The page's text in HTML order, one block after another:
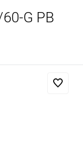
G PB